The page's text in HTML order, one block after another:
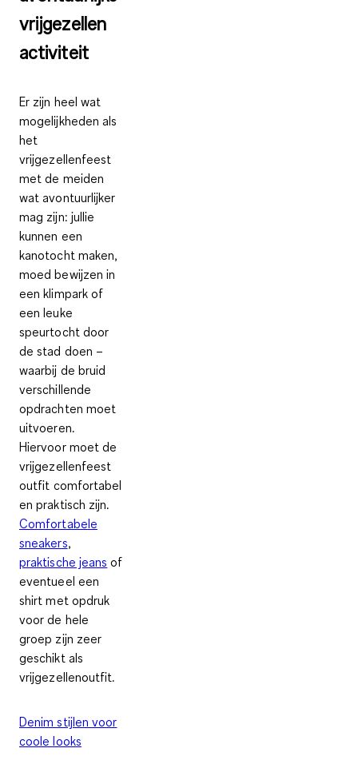
vrijgezellen
activiteit
Er zijn heel wat
mogelijkheden als
het
vrijgezellenfeest
met de meiden
wat avontuurlijker
mag zijn: jullie
kunnen een
kanotocht maken,
moed bewijzen in
een klimpark of
een leuke
speurtocht door
de stad doen –
waarbij de bruid
verschillende
opdrachten moet
uitvoeren.
Hiervoor moet de
vrijgezellenfeest
outfit comfortabel
en praktisch zijn.
Comfortabele
sneakers,
praktische jeans of
eventueel een
shirt met opdruk
voor de hele
groep zijn zeer
geschikt als
vrijgezellenoutfit.
Denim stijlen voor
coole looks